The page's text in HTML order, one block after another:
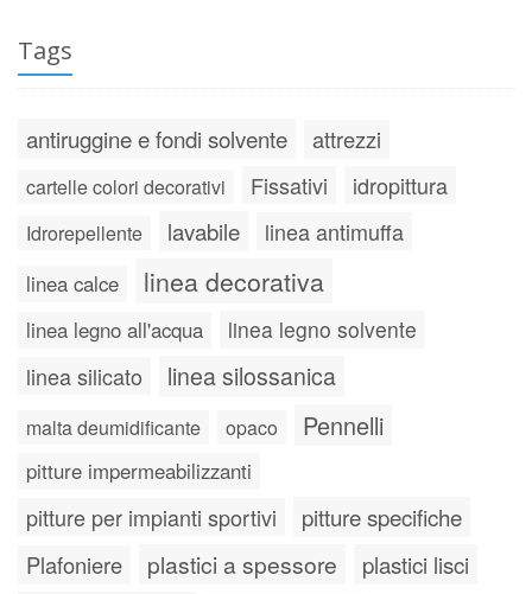
Tags
antiruggine e fondi solvente attrezzi
cartelle colori decorativi Fissativi idropittura
Idrorepellente lavabile linea antimuffa
linea calce linea decorativa
linea legno all'acqua linea legno solvente
linea silicato linea silossanica
malta deumidificante opaco Pennelli
pitture impermeabilizzanti
pitture per impianti sportivi pitture specifiche
Plafoniere plastici a spessore plastici lisci